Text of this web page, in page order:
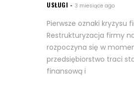
USŁUGI 3 miesiące ago
Pierwsze oznaki kryzysu
Restrukturyzacja firmy
rozpoczyna się w
przedsiębiorstwo traci
finansową i